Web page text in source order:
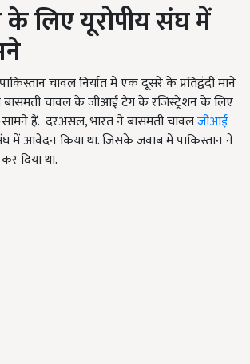
केलिएयूरोपीयसंघमें
चावल निर्यात में एक दूसरे के प्रतिद्वंदी माने
बासमती चावल के जीआई टैग के रजिस्ट्रेशन के लिए
हैं. दरअसल, भारत ने बासमती चावलजीआई
में आवेदन किया था. जिसके जवाब में पाकिस्तान ने
दिया था.